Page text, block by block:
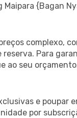
{Bagan
complexo,
Para
ao seu
e poupar
por